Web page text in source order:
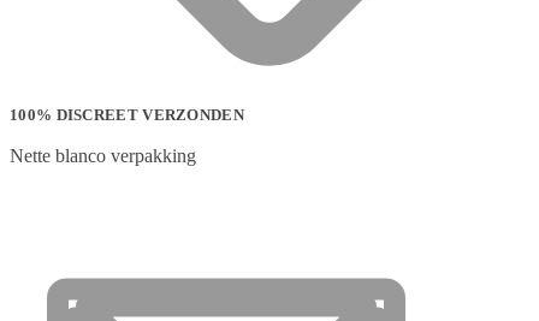
100% DISCREET VERZONDEN
Nette blanco verpakking